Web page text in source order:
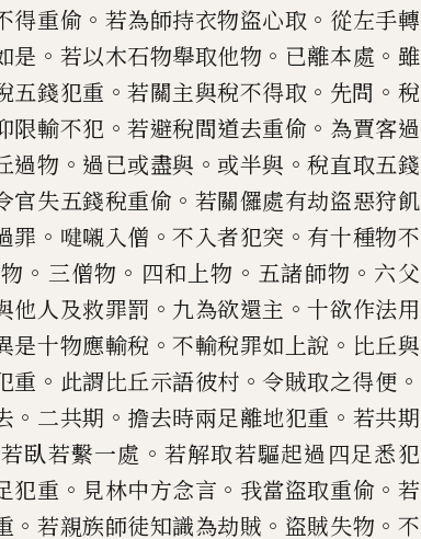
得重偷 。 若為師持衣物盜心取 。 從左手轉
是 。 若以木石物舉取他物 。 已離本處 。 雖
五錢犯重 。若關主與稅不得取 。 先問 。 稅
限輸不犯 。若避稅間道去重偷 。 為賈客過
過物 。 過已或盡與 。 或半與 。稅直取五錢
官失五錢稅重偷 。 若關儸處有劫盜惡狩飢
罪 。 𠸻嚫入僧 。不入者犯突 。 有十種物不
。 三僧物 。 四和上物 。 五諸師物 。 六父
他人及救罪罰 。 九為欲還主 。十欲作法用
是十物應輸稅 。不輸稅罪如 上說 。 比丘與
重 。 此謂比丘示語彼村 。令賊取之得便 。
。 二共期 。 擔去時兩足離地犯重 。 若共期
臥若繫一處 。 若解取若驅起過四足悉犯
犯重 。 見林中方念言 。 我當盜取重偷 。 若
。 若親族師徒知識為劫賊 。 盜賊失物 。 不